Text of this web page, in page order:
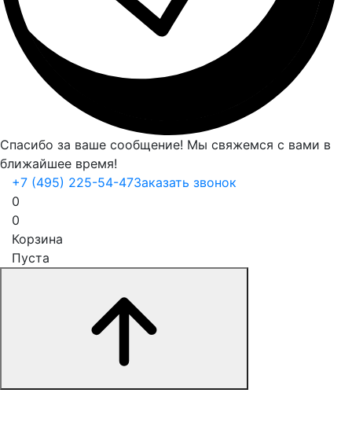
Спасибо за ваше сообщение! Мы свяжемся с вами в
ближайшее время!
+7 (495) 225-54-47Заказать звонок
0
0
Корзина
Пуста